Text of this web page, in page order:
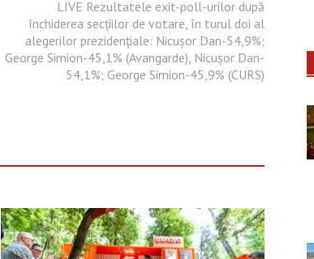
LIVE Rezultatele exit-poll-urilor după
închiderea secțiilor de votare, în turul doi al
alegerilor prezidențiale: Nicușor Dan-54,9%;
George Simion-45,1% (Avangarde), Nicușor Dan-
54,1%; George Simion-45,9% (CURS)